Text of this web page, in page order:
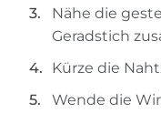
Nähe die
Geradstich
Kürze die
Wende die